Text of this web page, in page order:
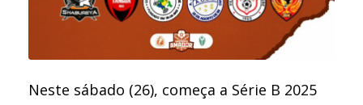
Neste sábado (26), começa a Série B 2025